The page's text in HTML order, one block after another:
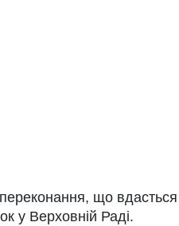
що вдасться
у Верховній Раді.